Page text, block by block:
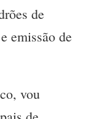
de
emissão de
vou